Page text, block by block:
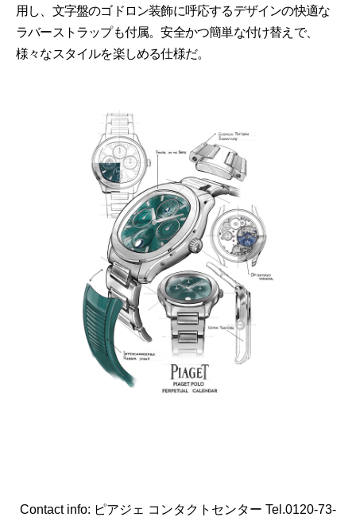
用し、文字盤のゴドロン装飾に呼応するデザインの快適な
ラバーストラップも付属。安全かつ簡単な付け替えで、
様々なスタイルを楽しめる仕様だ。
Contact info: ピアジェ コンタクトセンター Tel.0120-73-